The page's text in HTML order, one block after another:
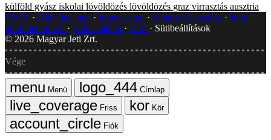
külföld gyász iskolai lövöldözés lövöldözés graz virrasztás ausztria
GYIK
Hibát jelentek Impresszum Javítások kezelése
Jogi
dokumentumok
Médiaajánlat RSS
Sütibeállítások
© 2026 Magyar Jeti Zrt.
Vége
Menü
Címlap
Friss
Kör
Fiók